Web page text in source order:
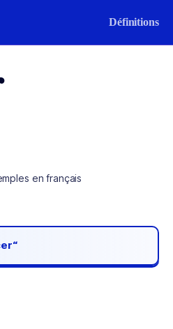
Définitions
en français